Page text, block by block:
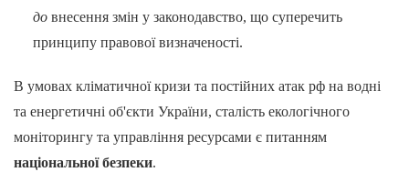
довнесення змін у законодавство, що суперечить
принципу правової визначеності.
В умовах кліматичної кризи та постійних атак рф на водні
та енергетичні об'єкти України, сталість екологічного
моніторингу та управління ресурсами є питанням
національної безпеки.